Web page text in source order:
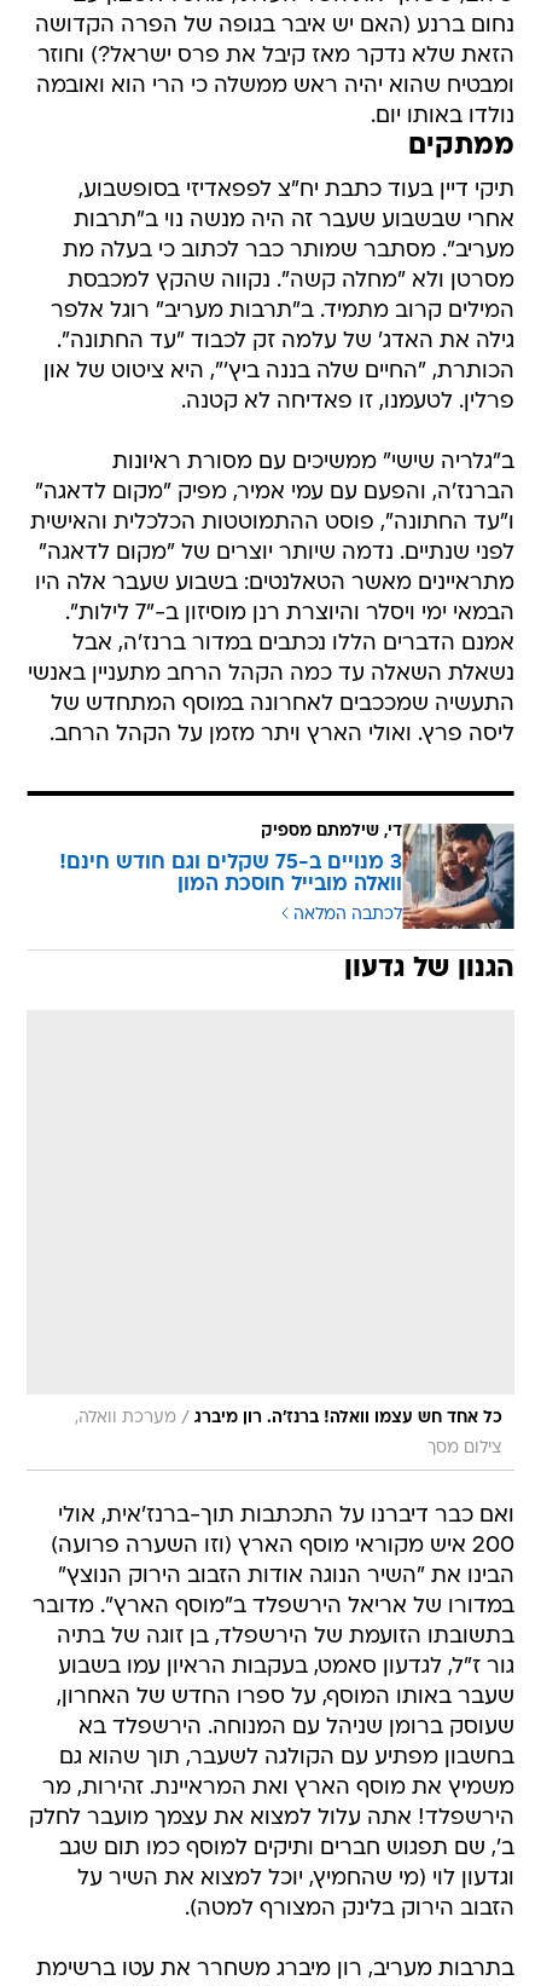
נחום ברנע (האם יש איבר בגופה של הפרה הקדושה
הזאת שלא נדקר מאז קיבל את פרס ישראל?) וחוזר
ומבטיח שהוא יהיה ראש ממשלה כי הרי הוא ואובמה
נולדו באותו יום.
ממתקים
תיקי דיין בעוד כתבת יח"צ לפפאדיזי בסופשבוע,
אחרי שבשבוע שעבר זה היה מנשה נוי ב"תרבות
מעריב". מסתבר שמותר כבר לכתוב כי בעלה מת
מסרטן ולא "מחלה קשה". נקווה שהקץ למכבסת
המילים קרוב מתמיד. ב"תרבות מעריב" רוגל אלפר
גילה את האדג' של עלמה זק לכבוד "עד החתונה".
הכותרת, "החיים שלה בננה ביץ'", היא ציטוט של און
פרלין. לטעמנו, זו פאדיחה לא קטנה.
ב"גלריה שישי" ממשיכים עם מסורת ראיונות
הברנז'ה, והפעם עם עמי אמיר, מפיק "מקום לדאגה"
ו"עד החתונה", פוסט ההתמוטטות הכלכלית והאישית
לפני שנתיים. נדמה שיותר יוצרים של "מקום לדאגה"
מתראיינים מאשר הטאלנטים: בשבוע שעבר אלה היו
הבמאי ימי ויסלר והיוצרת רנן מוסיזון ב-"7 לילות".
אמנם הדברים הללו נכתבים במדור ברנז'ה, אבל
נשאלת השאלה עד כמה הקהל הרחב מתעניין באנשי
התעשיה שמככבים לאחרונה במוסף המתחדש של
ליסה פרץ. ואולי הארץ ויתר מזמן על הקהל הרחב.
די, שילמתם מספיק
3 מנויים ב-75 שקלים וגם חודש חינם!
וואלה מובייל חוסכת המון
לכתבה המלאה
הגנון של גדעון
כל אחד חש עצמו וואלה! ברנז'ה. רון מיברג / מערכת וואלה,
צילום מסך
ואם כבר דיברנו על התכתבות תוך-ברנז'אית, אולי
200 איש מקוראי מוסף הארץ (וזו השערה פרועה)
הבינו את "השיר הנוגה אודות הזבוב הירוק הנוצץ"
במדורו של אריאל הירשפלד ב"מוסף הארץ". מדובר
בתשובתו הזועמת של הירשפלד, בן זוגה של בתיה
גור ז"ל, לגדעון סאמט, בעקבות הראיון עמו בשבוע
שעבר באותו המוסף, על ספרו החדש של האחרון,
שעוסק ברומן שניהל עם המנוחה. הירשפלד בא
בחשבון מפתיע עם הקולגה לשעבר, תוך שהוא גם
משמיץ את מוסף הארץ ואת המראיינת. זהירות, מר
הירשפלד! אתה עלול למצוא את עצמך מועבר לחלק
ב', שם תפגוש חברים ותיקים למוסף כמו תום שגב
וגדעון לוי (מי שהחמיץ, יוכל למצוא את השיר על
הזבוב הירוק בלינק המצורף למטה).
בתרבות מעריב, רון מיברג משחרר את עטו ברשימת